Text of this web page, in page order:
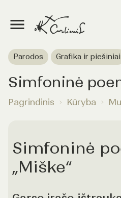
Parodos Grafika ir piešiniai
Simfoninė
Pagrindinis Kūryba
Simfoninė
„Miške“